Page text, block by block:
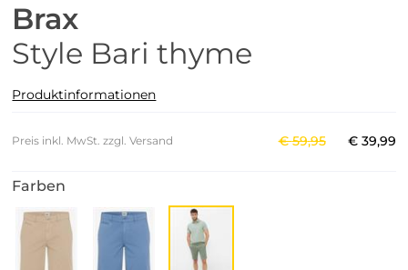
Brax
Style Bari thyme
Produktinformationen
Preis inkl. MwSt. zzgl. Versand €59,95 € 39,99
Farben